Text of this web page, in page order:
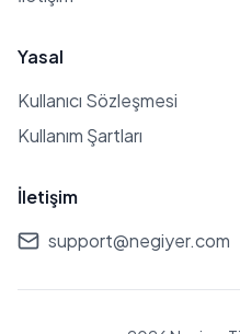
Yasal
Kullanıcı Sözleşmesi
Kullanım Şartları
İletişim
support@negiyer.com